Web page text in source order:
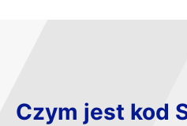
Czym jest kod